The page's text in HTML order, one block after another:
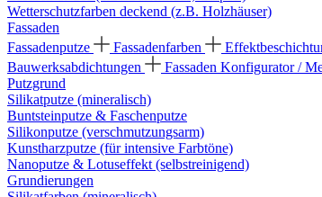
Wetterschutzfarben deckend (z.B. Holzhäuser)
Fassaden
Fassadenputze
Fassadenfarben
Bauwerksabdichtungen
Fassaden Konfigurator /
Putzgrund
Silikatputze (mineralisch)
Buntsteinputze & Faschenputze
Silikonputze (verschmutzungsarm)
Kunstharzputze (für intensive Farbtöne)
Nanoputze & Lotuseffekt (selbstreinigend)
Grundierungen